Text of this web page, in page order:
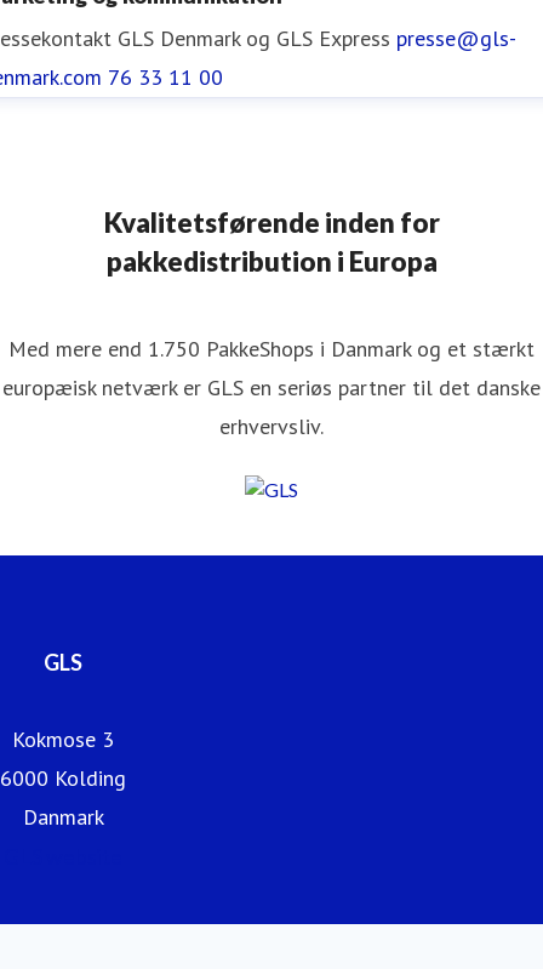
GLS Denmark og GLS Express presse@gls-
76 33 11 00
Kvalitetsførende inden for
pakkedistribution i Europa
Med mere end 1.750 PakkeShops i Danmark og et stærkt
europæisk netværk er GLS en seriøs partner til det danske
erhvervsliv.
GLS
Kokmose 3
6000 Kolding
Danmark